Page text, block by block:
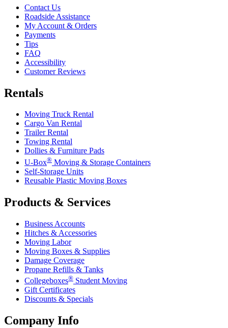
Contact Us
Roadside Assistance
My Account & Orders
Payments
Tips
FAQ
Accessibility
Customer Reviews
Rentals
Moving Truck Rental
Cargo Van Rental
Trailer Rental
Towing Rental
Dollies & Furniture Pads
U-Box® Moving & Storage Containers
Self-Storage Units
Reusable Plastic Moving Boxes
Products & Services
Business Accounts
Hitches & Accessories
Moving Labor
Moving Boxes & Supplies
Damage Coverage
Propane Refills & Tanks
Collegeboxes® Student Moving
Gift Certificates
Discounts & Specials
Company Info